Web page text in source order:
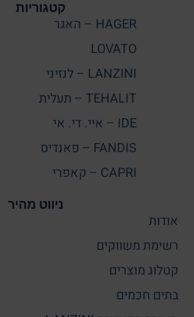
קטגוריות
HAGER – האגר
LOVATO
LANZINI – לנזיני
TEHALIT – תעלית
IDE – איי. די. אי
FANDIS – פאנדיס
CAPRI – קאפרי
ניווט מהיר
אודות
רשימת משווקים
קטלוג מוצרים
בתים חכמים